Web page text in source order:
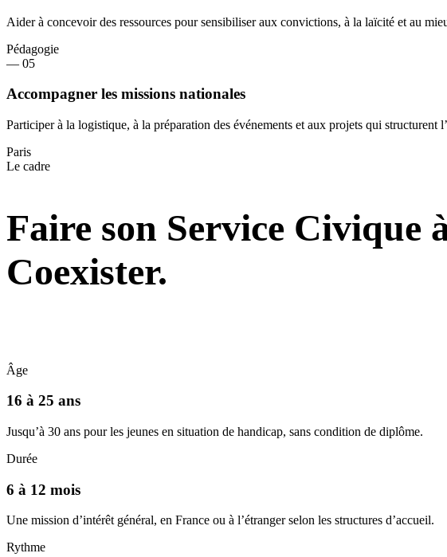
Aider à concevoir des ressources pour sensibiliser aux convictions, à la laïcité et au
Pédagogie
— 05
Accompagner les missions nationales
Participer à la logistique, à la préparation des événements et aux projets qui structurent
Paris
Le cadre
Faire son Service Civique
Coexister.
Âge
16 à 25 ans
Jusqu’à 30 ans pour les jeunes en situation de handicap, sans condition de diplôme.
Durée
6 à 12 mois
Une mission d’intérêt général, en France ou à l’étranger selon les structures d’accueil.
Rythme